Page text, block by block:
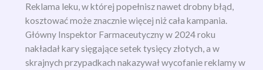
klientów
bez
nachalności?
Reklama leku, w której popełnisz nawet drobny błąd,
kosztować może znacznie więcej niż cała kampania.
Główny Inspektor Farmaceutyczny w 2024 roku
nakładał kary sięgające setek tysięcy złotych, a w
skrajnych przypadkach nakazywał wycofanie reklamy w